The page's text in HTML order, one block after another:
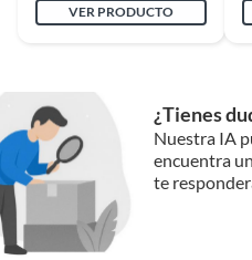
VER PRODUCTO
¿Tienes
Nuestra IA
encuentra
te